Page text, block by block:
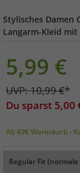
Stylisches Damen
Langarm-Kleid mit
5,99 €
UVP:10,99€*
Du sparst 5,00
Ab 49€ Warenkorb -
Regular Fit